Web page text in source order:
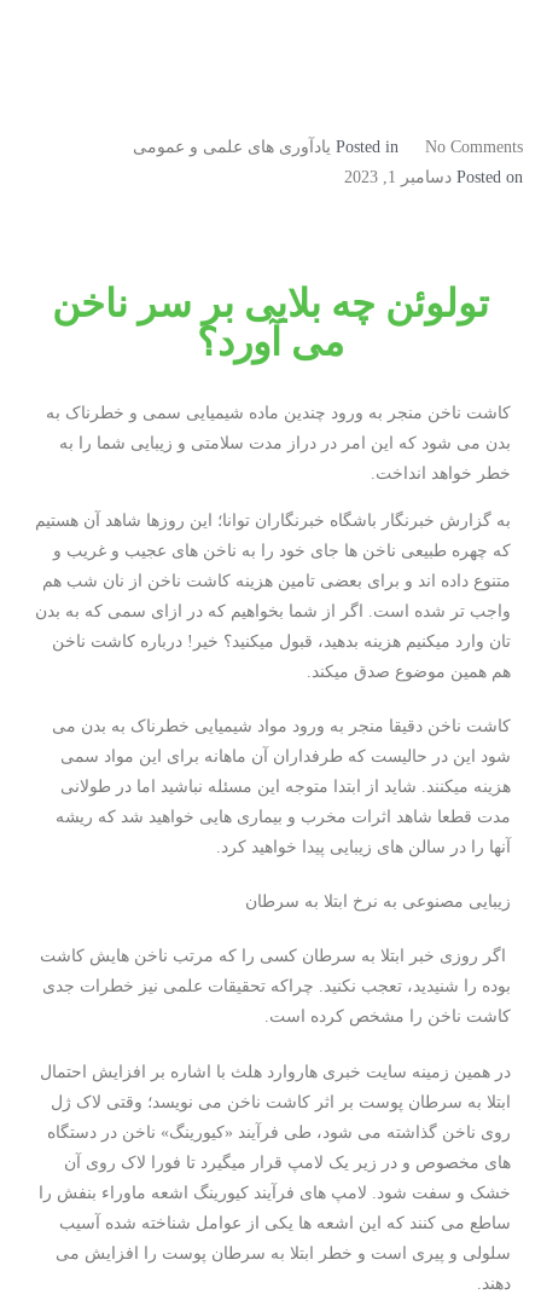
No Comments
Posted in یادآوری های علمی و عمومی
Posted on دسامبر 1, 2023
تولوئن چه بلایی بر سر ناخن
می آورد؟
کاشت ناخن منجر به ورود چندین ماده شیمیایی سمی و خطرناک به
بدن می شود که این امر در دراز مدت سلامتی و زیبایی شما را به
خطر خواهد انداخت.
به گزارش خبرنگار باشگاه خبرنگاران توانا؛ این روزها شاهد آن هستیم
که چهره طبیعی ناخن ها جای خود را به ناخن های عجیب و غریب و
متنوع داده اند و برای بعضی تامین هزینه کاشت ناخن از نان شب هم
واجب تر شده است. اگر از شما بخواهیم که در ازای سمی که به بدن
تان وارد میکنیم هزینه بدهید، قبول میکنید؟ خیر! درباره کاشت ناخن
هم همین موضوع صدق میکند.
کاشت ناخن دقیقا منجر به ورود مواد شیمیایی خطرناک به بدن می
شود این در حالیست که طرفداران آن ماهانه برای این مواد سمی
هزینه میکنند. شاید از ابتدا متوجه این مسئله نباشید اما در طولانی
مدت قطعا شاهد اثرات مخرب و بیماری هایی خواهید شد که ریشه
آنها را در سالن های زیبایی پیدا خواهید کرد.
زیبایی مصنوعی به نرخ ابتلا به سرطان
اگر روزی خبر ابتلا به سرطان کسی را که مرتب ناخن هایش کاشت
بوده را شنیدید، تعجب نکنید. چراکه تحقیقات علمی نیز خطرات جدی
کاشت ناخن را مشخص کرده است.
در همین زمینه سایت خبری هاروارد هلث با اشاره بر افزایش احتمال
ابتلا به سرطان پوست بر اثر کاشت ناخن می نویسد؛ وقتی لاک ژل
روی ناخن گذاشته می شود، طی فرآیند «کیورینگ» ناخن در دستگاه
های مخصوص و در زیر یک لامپ قرار میگیرد تا فورا لاک روی آن
خشک و سفت شود. لامپ های فرآیند کیورینگ اشعه ماوراء بنفش را
ساطع می کنند که این اشعه ها یکی از عوامل شناخته شده آسیب
سلولی و پیری است و خطر ابتلا به سرطان پوست را افزایش می
دهند.